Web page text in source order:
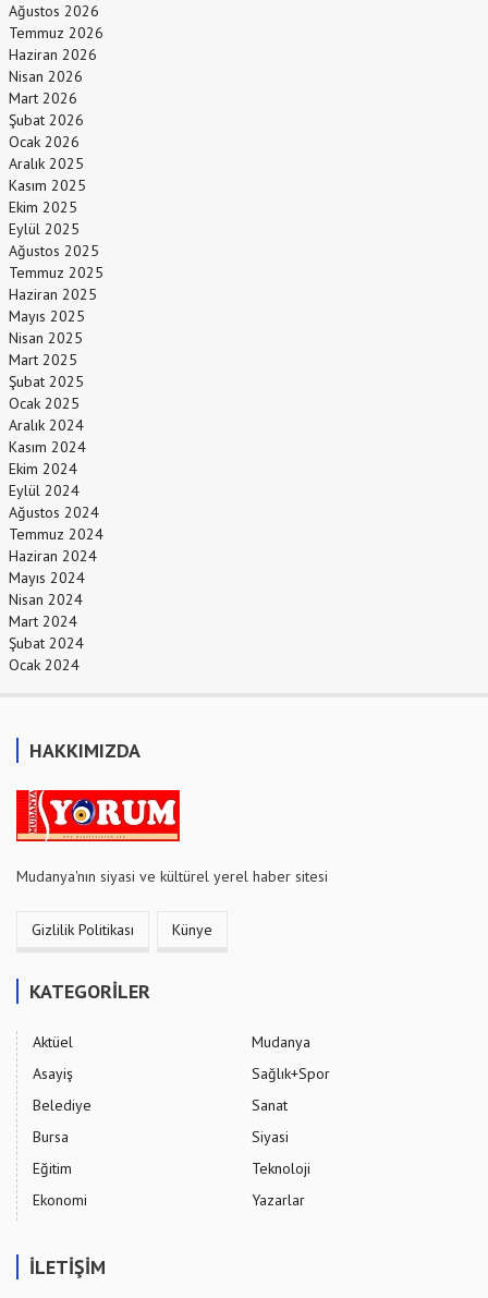
Ağustos 2026
Temmuz 2026
Haziran 2026
Nisan 2026
Mart 2026
Şubat 2026
Ocak 2026
Aralık 2025
Kasım 2025
Ekim 2025
Eylül 2025
Ağustos 2025
Temmuz 2025
Haziran 2025
Mayıs 2025
Nisan 2025
Mart 2025
Şubat 2025
Ocak 2025
Aralık 2024
Kasım 2024
Ekim 2024
Eylül 2024
Ağustos 2024
Temmuz 2024
Haziran 2024
Mayıs 2024
Nisan 2024
Mart 2024
Şubat 2024
Ocak 2024
HAKKIMIZDA
Mudanya'nın siyasi ve kültürel yerel haber sitesi
Gizlilik Politikası Künye
KATEGORİLER
Aktüel
Asayiş
Belediye
Bursa
Eğitim
Ekonomi
Mudanya
Sağlık+Spor
Sanat
Siyasi
Teknoloji
Yazarlar
İLETİŞİM